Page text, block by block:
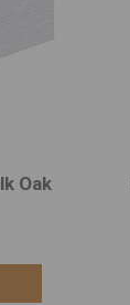
Oak